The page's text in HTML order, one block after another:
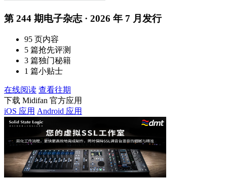
第 244 期电子杂志 · 2026 年 7 月发行
95 页内容
5 篇抢先评测
3 篇独门秘籍
1 篇小贴士
在线阅读 查看往期
下载 Midifan 官方应用
iOS 应用 Android 应用